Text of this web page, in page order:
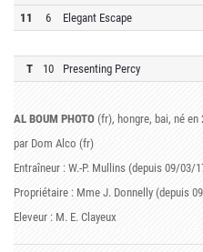
11 6 Elegant Escape
T 10 Presenting Percy
AL BOUM PHOTO (fr), hongre, bai, né en
par Dom Alco (fr)
Entraîneur : W.-P. Mullins (depuis 09/03/
Propriétaire : Mme J. Donnelly (depuis
Eleveur : M. E. Clayeux